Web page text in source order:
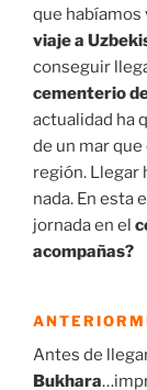
que
viaje a
conseguir
cementerio
actualidad ha
de un mar
región. Llegar
nada. En esta
jornada en el
acompañas?
Antes de
Bukhara